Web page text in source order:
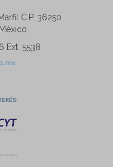
C.P. 36250
Ext. 5538